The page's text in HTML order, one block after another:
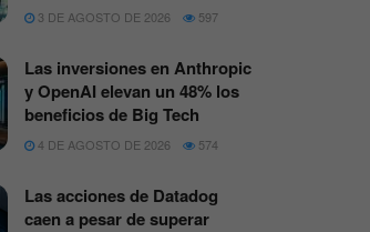
3 DE AGOSTO DE 2026 597
Las inversiones en Anthropic
y OpenAI elevan un 48% los
beneficios de Big Tech
4 DE AGOSTO DE 2026 574
Las acciones de Datadog
caen a pesar de superar